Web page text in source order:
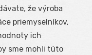
že výroba
priemyselníkov,
ich
sme mohli túto